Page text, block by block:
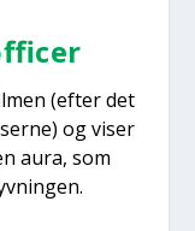
(efter det
og viser
aura, som